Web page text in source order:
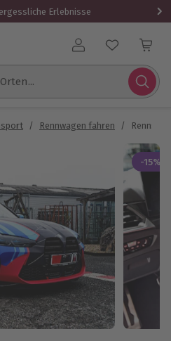
Erlebnisse
Benutzerkonto
/ Rennwagen fahren /
-15%